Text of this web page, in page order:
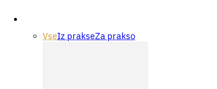
VseIz prakseZa prakso